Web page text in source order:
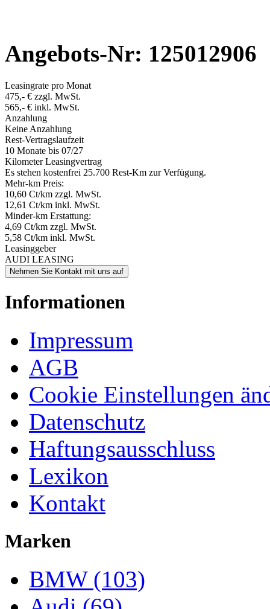
Angebots-Nr: 125012906
Leasingrate pro Monat
475,- € zzgl. MwSt.
565,- € inkl. MwSt.
Anzahlung
Keine Anzahlung
Rest-Vertragslaufzeit
10 Monate bis 07/27
Kilometer Leasingvertrag
Es stehen kostenfrei 25.700 Rest-Km zur Verfügung.
Mehr-km Preis:
10,60 Ct/km zzgl. MwSt.
12,61 Ct/km inkl. MwSt.
Minder-km Erstattung:
4,69 Ct/km zzgl. MwSt.
5,58 Ct/km inkl. MwSt.
Leasinggeber
AUDI LEASING
Nehmen Sie Kontakt mit uns auf
Informationen
Impressum
AGB
Cookie Einstellungen
Datenschutz
Haftungsausschluss
Lexikon
Kontakt
Marken
BMW (103)